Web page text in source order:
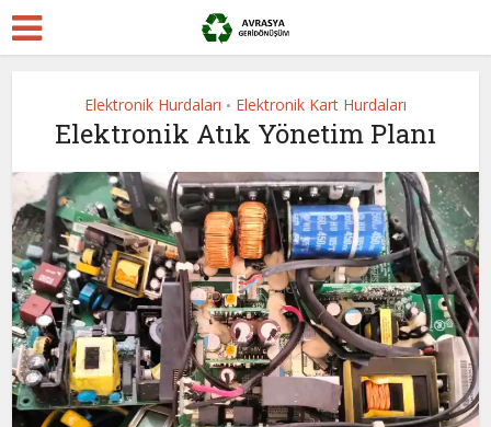
Elektronik Hurdaları • Elektronik Kart Hurdaları
Elektronik Atık Yönetim Planı